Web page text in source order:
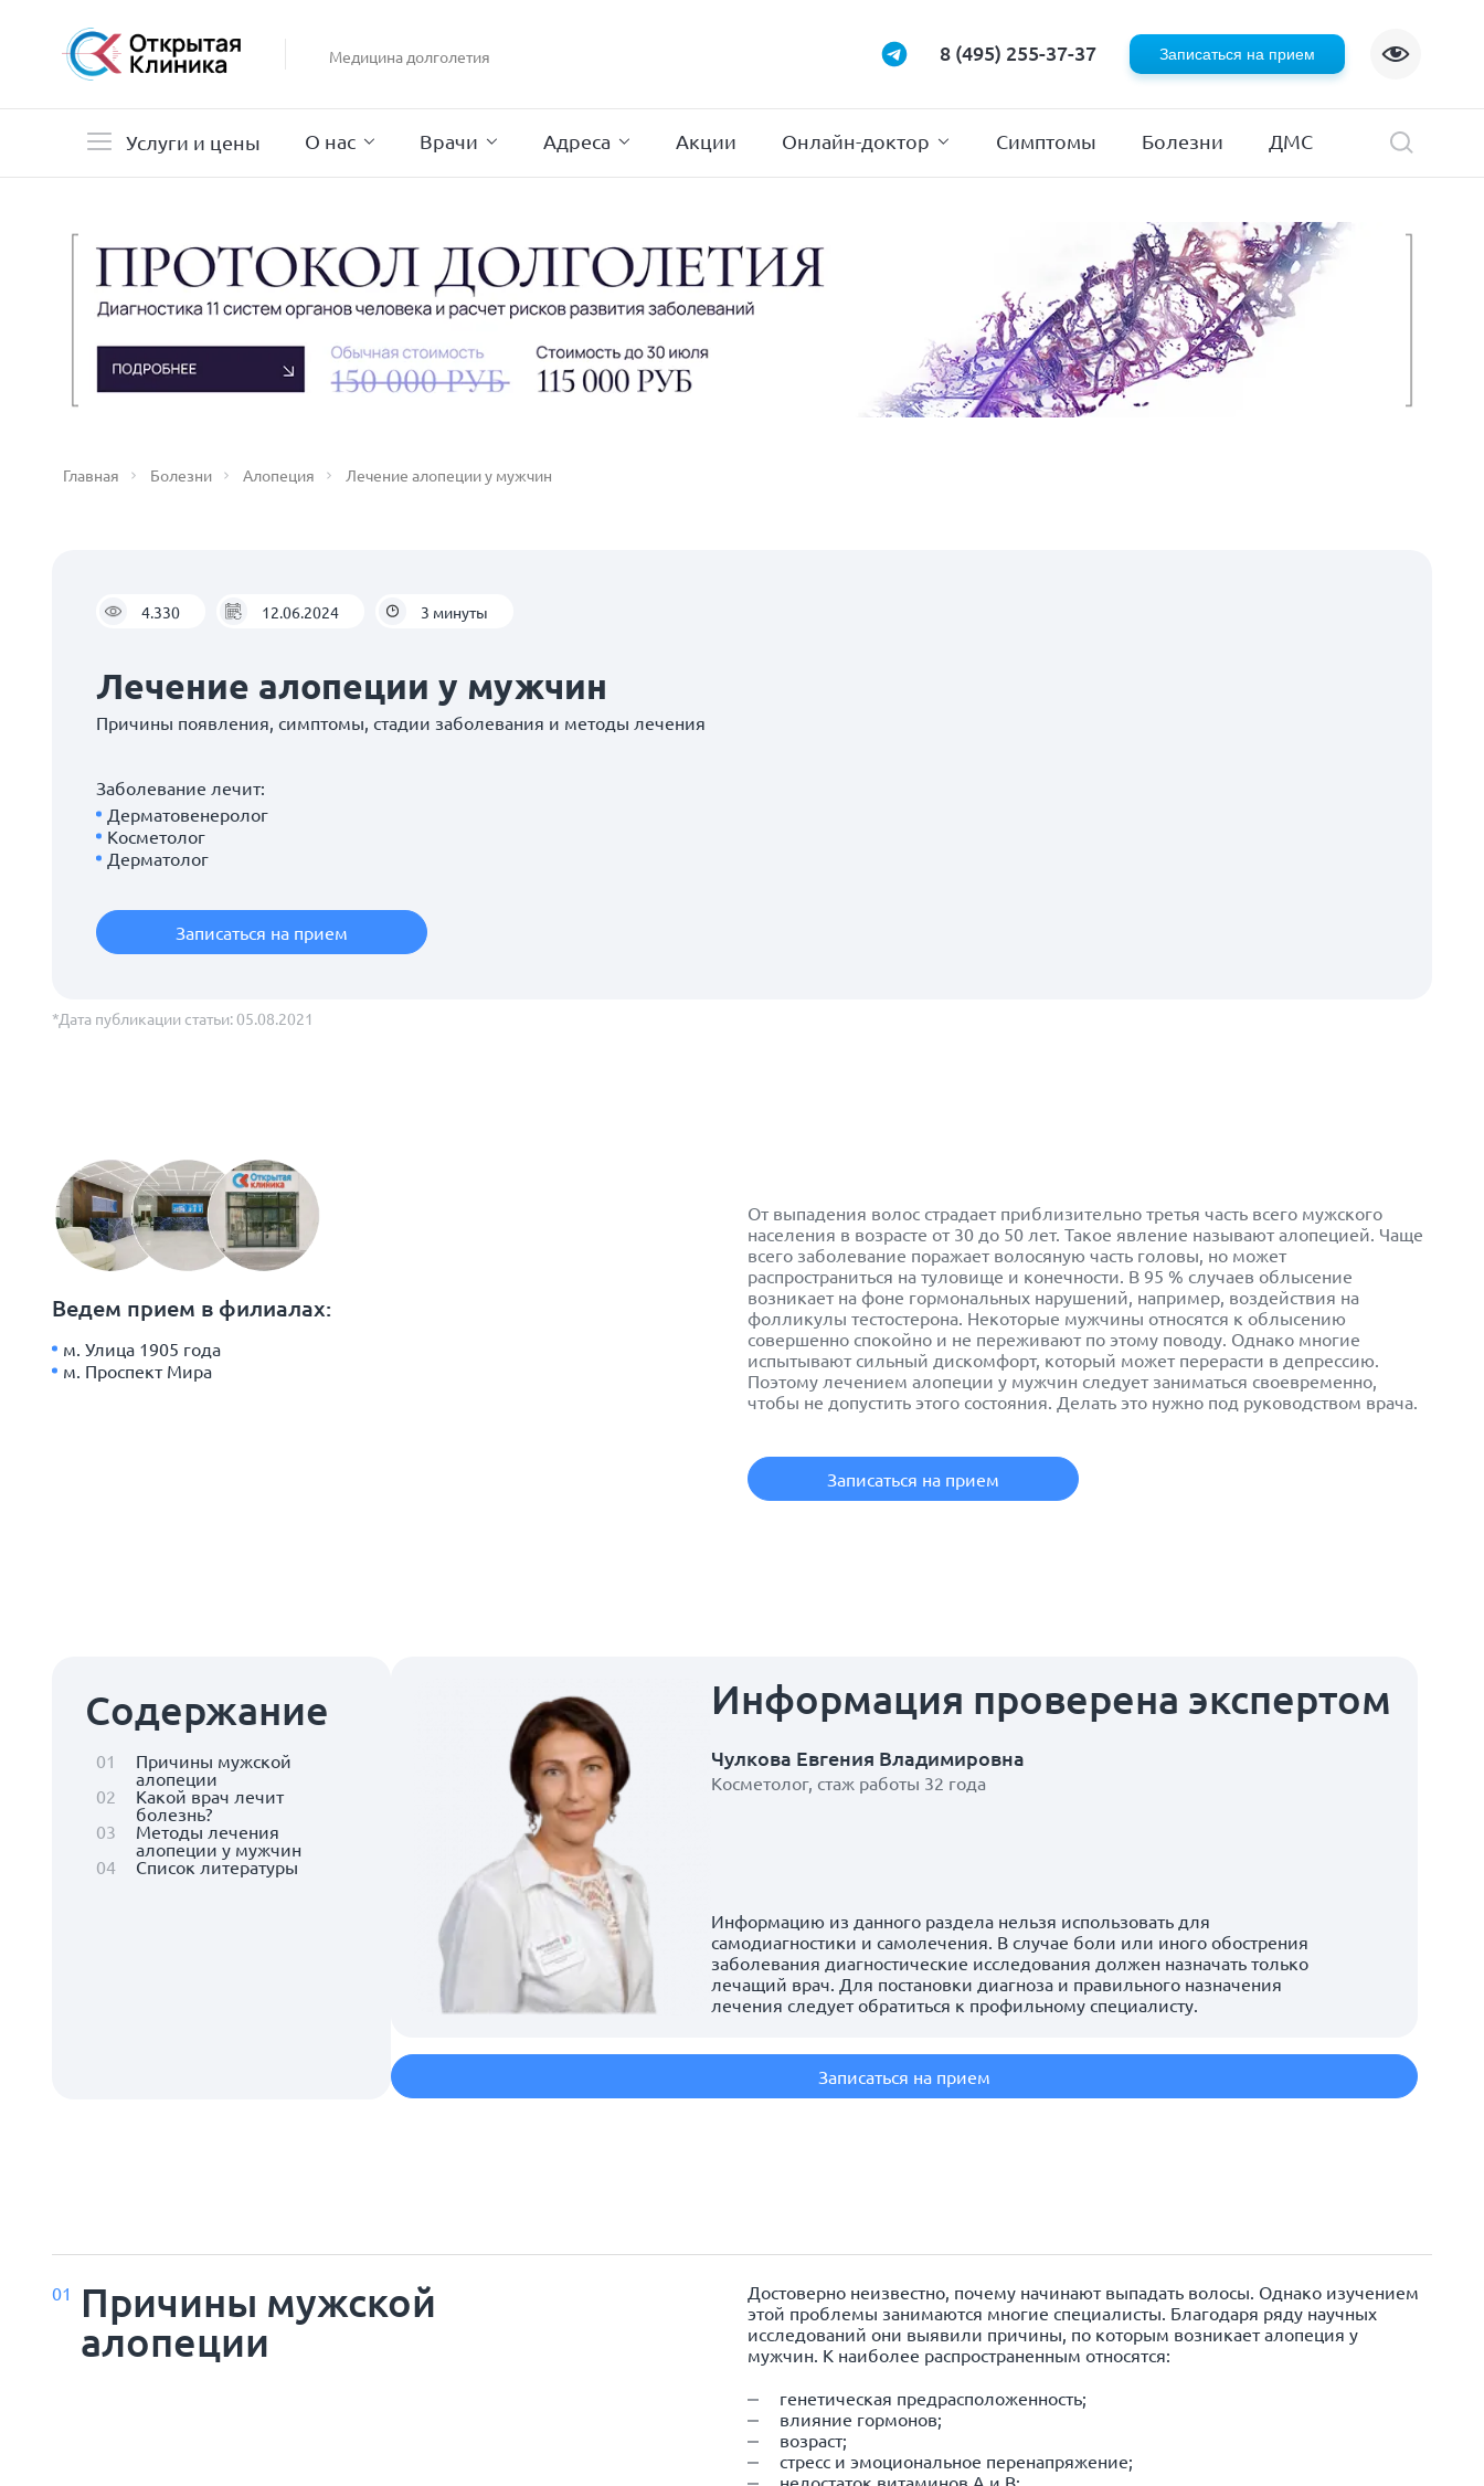
Медицина долголетия 8 (495) 255-37-37 Записаться на прием
Услуги и цены
Нейрохирургия
Проктология
Психотерапия
Хирургия
Эндокринология
О нас Врачи Адреса Акции Онлайн-доктор Симптомы Болезни ДМС
Главная Болезни Алопеция Лечение алопеции у мужчин
4.330 12.06.2024 3 минуты
Лечение алопеции у мужчин
Причины появления, симптомы, стадии заболевания и методы лечения
Заболевание лечит:
Дерматовенеролог
Косметолог
Дерматолог
Записаться на прием
*Дата публикации статьи: 05.08.2021
Ведем прием в филиалах:
м. Улица 1905 года
м. Проспект Мира
От выпадения волос страдает приблизительно третья часть всего мужского
населения в возрасте от 30 до 50 лет. Такое явление называют алопецией. Чаще
всего заболевание поражает волосяную часть головы, но может
распространиться на туловище и конечности. В 95 % случаев облысение
возникает на фоне гормональных нарушений, например, воздействия на
фолликулы тестостерона. Некоторые мужчины относятся к облысению
совершенно спокойно и не переживают по этому поводу. Однако многие
испытывают сильный дискомфорт, который может перерасти в депрессию.
Поэтому лечением алопеции у мужчин следует заниматься своевременно,
чтобы не допустить этого состояния. Делать это нужно под руководством врача.
Записаться на прием
Содержание
01
Причины мужской
алопеции
02
Какой врач лечит
болезнь?
03
Методы лечения
алопеции у мужчин
04
Список литературы
Информация проверена экспертом
Чулкова Евгения Владимировна
Косметолог, стаж работы 32 года
Информацию из данного раздела нельзя использовать для
самодиагностики и самолечения. В случае боли или иного обострения
заболевания диагностические исследования должен назначать только
лечащий врач. Для постановки диагноза и правильного назначения
лечения следует обратиться к профильному специалисту.
Записаться на прием
01
Причины мужской
алопеции
Достоверно неизвестно, почему начинают выпадать волосы. Однако изучением
этой проблемы занимаются многие специалисты. Благодаря ряду научных
исследований они выявили причины, по которым возникаеталопеция у
мужчин. К наиболее распространенным относятся:
генетическая предрасположенность;
влияние гормонов;
возраст;
стресс и эмоциональное перенапряжение;
недостаток витаминов А и В;